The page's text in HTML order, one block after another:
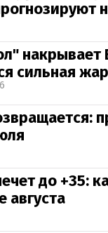
накрывает
сильная
до +35:
августа